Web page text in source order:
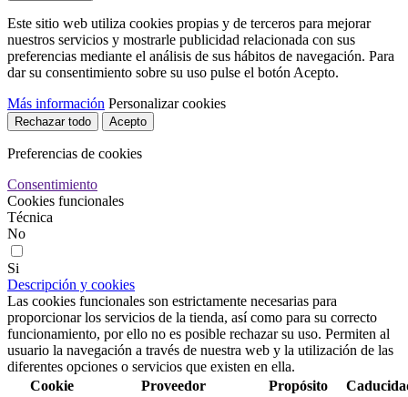
Este sitio web utiliza cookies propias y de terceros para mejorar
nuestros servicios y mostrarle publicidad relacionada con sus
preferencias mediante el análisis de sus hábitos de navegación. Para
dar su consentimiento sobre su uso pulse el botón Acepto.
Más información Personalizar cookies
Rechazar todo Acepto
Preferencias de cookies
Consentimiento
Cookies funcionales
Técnica
No
Si
Descripción y cookies
Las cookies funcionales son estrictamente necesarias para
proporcionar los servicios de la tienda, así como para su correcto
funcionamiento, por ello no es posible rechazar su uso. Permiten al
usuario la navegación a través de nuestra web y la utilización de las
diferentes opciones o servicios que existen en ella.
Cookie
Proveedor Propósito